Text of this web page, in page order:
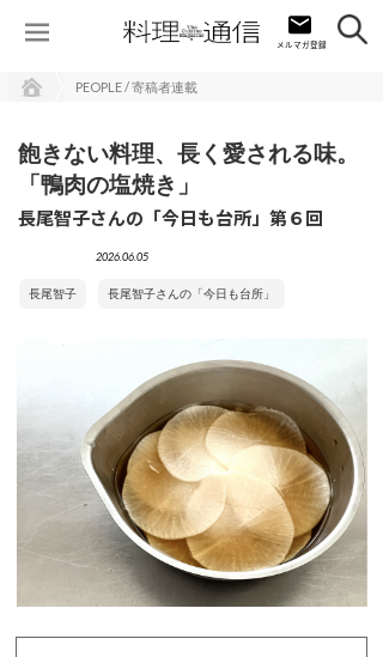
PEOPLE / 寄稿者連載
飽きない料理、長く愛される味。
「鴨肉の塩焼き」
長尾智子さんの「今日も台所」第６回
2026.06.05
長尾智子 長尾智子さんの「今日も台所」